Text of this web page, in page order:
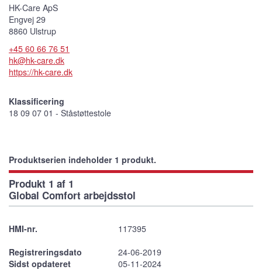
HK-Care ApS
Engvej 29
8860 Ulstrup
+45 60 66 76 51
hk@hk-care.dk
https://hk-care.dk
Klassificering
18 09 07 01 - Ståstøttestole
Produktserien indeholder 1 produkt.
Produkt 1 af 1
Global Comfort arbejdsstol
HMI-nr.
117395
Registreringsdato
24-06-2019
Sidst opdateret
05-11-2024